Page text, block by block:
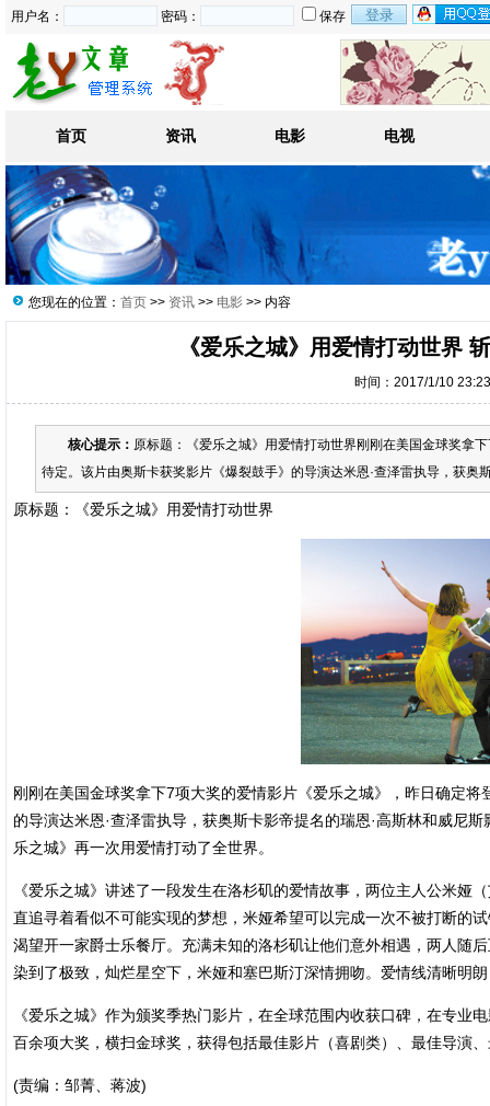
用户名： 密码： 保存
首页 资讯 电影 电视
您现在的位置： 首页 >> 资讯 >> 电影 >> 内容
《爱乐之城》用爱情打动世界
时间：2017/1/10
核心提示： 原标题：《爱乐之城》用爱情打动世界刚刚在美国金球奖拿
待定。该片由奥斯卡获奖影片《爆裂鼓手》的导演达米恩·查泽雷执导，获奥
原标题：《爱乐之城》用爱情打动世界
刚刚在美国金球奖拿下7项大奖的爱情影片《爱乐之城》，昨日确定
的导演达米恩·查泽雷执导，获奥斯卡影帝提名的瑞恩·高斯林和威尼
乐之城》再一次用爱情打动了全世界。
《爱乐之城》讲述了一段发生在洛杉矶的爱情故事，两位主人公米娅
直追寻着看似不可能实现的梦想，米娅希望可以完成一次不被打断的
渴望开一家爵士乐餐厅。充满未知的洛杉矶让他们意外相遇，两人随
染到了极致，灿烂星空下，米娅和塞巴斯汀深情拥吻。爱情线清晰明
《爱乐之城》作为颁奖季热门影片，在全球范围内收获口碑，在专
百余项大奖，横扫金球奖，获得包括最佳影片（喜剧类）、最佳导演
(责编：邹菁、蒋波)